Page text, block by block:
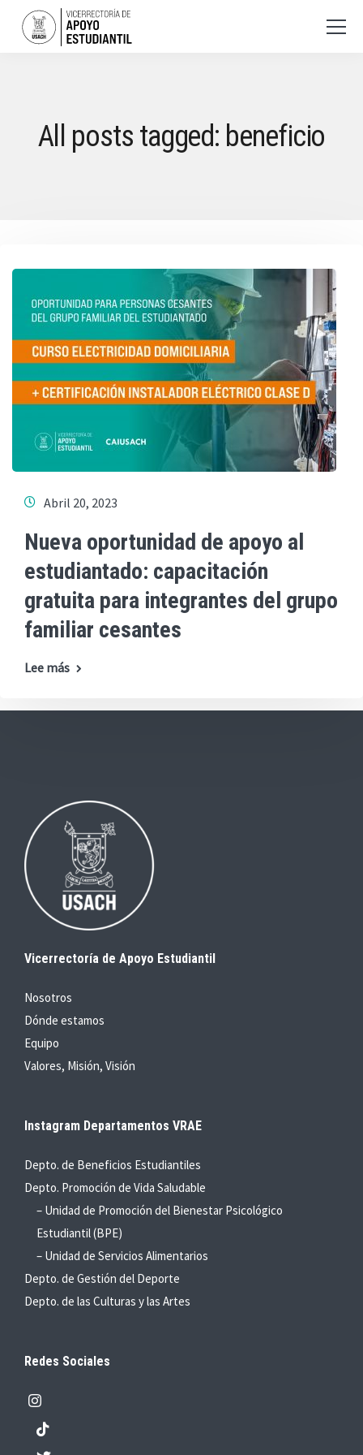
All posts tagged: beneficio
Abril 20, 2023
Nueva oportunidad de apoyo al
estudiantado: capacitación
gratuita para integrantes del grupo
familiar cesantes
Lee más
Vicerrectoría de Apoyo Estudiantil
Nosotros
Dónde estamos
Equipo
Valores, Misión, Visión
Instagram Departamentos VRAE
Depto. de Beneficios Estudiantiles
Depto. Promoción de Vida Saludable
– Unidad de Promoción del Bienestar Psicológico
Estudiantil (BPE)
– Unidad de Servicios Alimentarios
Depto. de Gestión del Deporte
Depto. de las Culturas y las Artes
Redes Sociales